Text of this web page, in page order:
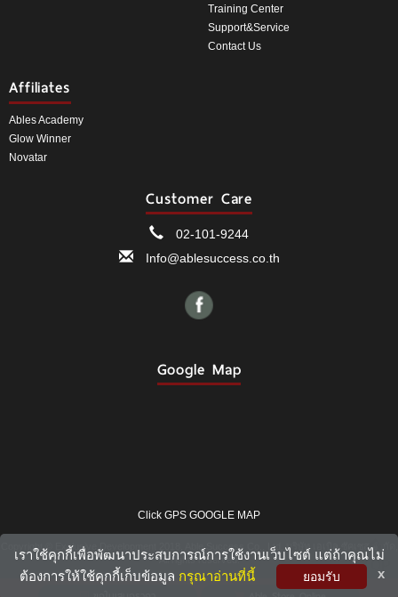
Training Center
Support&Service
Contact Us
Affiliates
Ables Academy
Glow Winner
Novatar
Customer Care
02-101-9244
Info@ablesuccess.co.th
Google Map
Click GPS GOOGLE MAP
Copyright © Exclusive Development 2018, Able Success Co., Ltd. บริษัท เอเบิล ซัคเซส จำกัด,
All rights reserved.
TOP
เราใช้คุกกี้เพื่อพัฒนาประสบการณ์การใช้งานเว็บไซต์ แต่ถ้าคุณไม่
ต้องการให้ใช้คุกกี้เก็บข้อมูล กรุณาอ่านที่นี้ ยอมรับ x